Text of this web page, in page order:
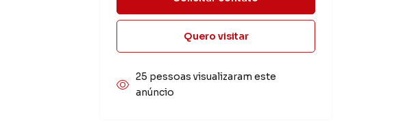
Quero visitar
25 pessoas visualizaram este
anúncio